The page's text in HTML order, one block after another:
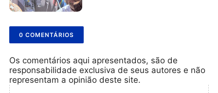
0 COMENTÁRIOS
Os comentários aqui apresentados, são de
responsabilidade exclusiva de seus autores e não
representam a opinião deste site.